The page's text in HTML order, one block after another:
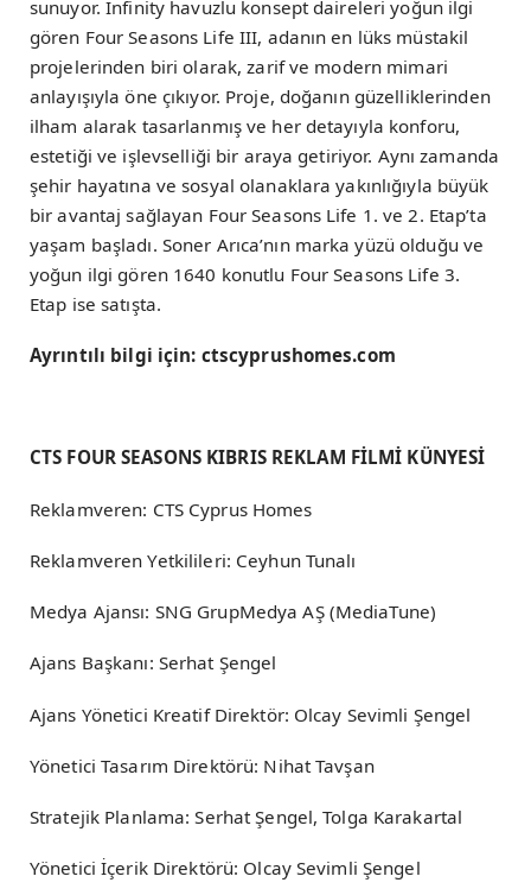
sunuyor. Infinity havuzlu konsept daireleri yoğun ilgi
gören Four Seasons Life III, adanın en lüks müstakil
projelerinden biri olarak, zarif ve modern mimari
anlayışıyla öne çıkıyor. Proje, doğanın güzelliklerinden
ilham alarak tasarlanmış ve her detayıyla konforu,
estetiği ve işlevselliği bir araya getiriyor. Aynı zamanda
şehir hayatına ve sosyal olanaklara yakınlığıyla büyük
bir avantaj sağlayan Four Seasons Life 1. ve 2. Etap’ta
yaşam başladı. Soner Arıca’nın marka yüzü olduğu ve
yoğun ilgi gören 1640 konutlu Four Seasons Life 3.
Etap ise satışta.
Ayrıntılı bilgi için: ctscyprushomes.com
CTS FOUR SEASONS KIBRIS REKLAM FİLMİ KÜNYESİ
Reklamveren: CTS Cyprus Homes
Reklamveren Yetkilileri: Ceyhun Tunalı
Medya Ajansı: SNG GrupMedya AŞ (MediaTune)
Ajans Başkanı: Serhat Şengel
Ajans Yönetici Kreatif Direktör: Olcay Sevimli Şengel
Yönetici Tasarım Direktörü: Nihat Tavşan
Stratejik Planlama: Serhat Şengel, Tolga Karakartal
Yönetici İçerik Direktörü: Olcay Sevimli Şengel